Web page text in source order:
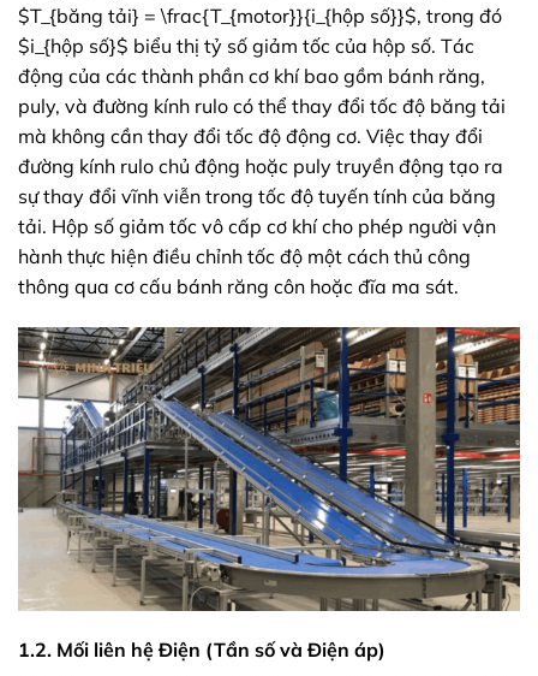
$T_{băng tải} = \frac{T_{motor}}{i_{hộp số}}$, trong đó
$i_{hộp số}$ biểu thị tỷ số giảm tốc của hộp số. Tác
động của các thành phần cơ khí bao gồm bánh răng,
puly, và đường kính rulo có thể thay đổi tốc độ băng tải
mà không cần thay đổi tốc độ động cơ. Việc thay đổi
đường kính rulo chủ động hoặc puly truyền động tạo ra
sự thay đổi vĩnh viễn trong tốc độ tuyến tính của băng
tải. Hộp số giảm tốc vô cấp cơ khí cho phép người vận
hành thực hiện điều chỉnh tốc độ một cách thủ công
thông qua cơ cấu bánh răng côn hoặc đĩa ma sát.
1.2. Mối liên hệ Điện (Tần số và Điện áp)